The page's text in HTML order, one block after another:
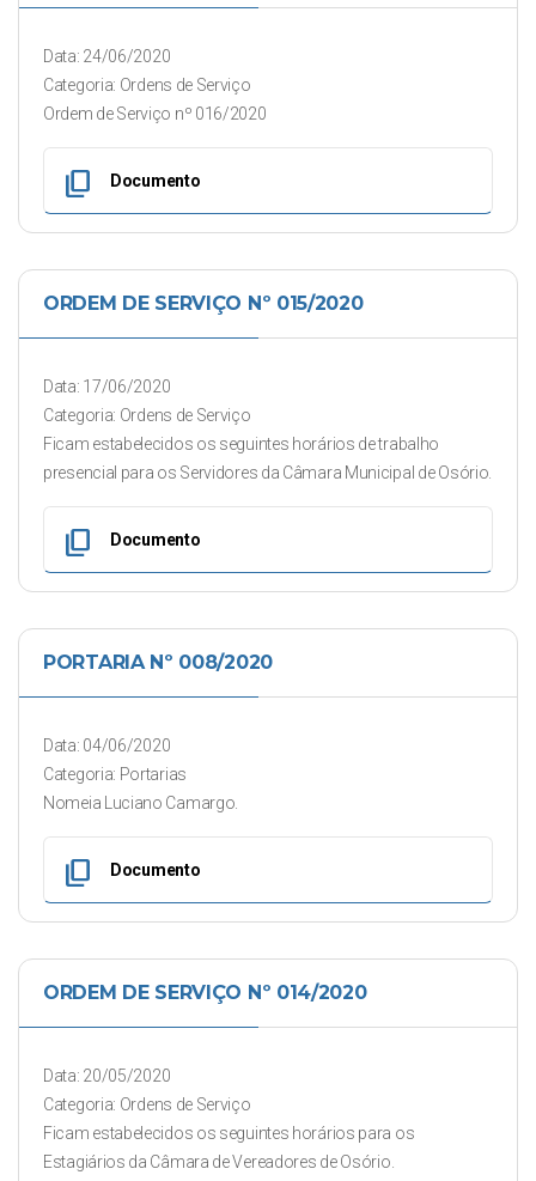
Data: 24/06/2020
Categoria: Ordens de Serviço
Ordem de Serviço nº 016/2020
content_copy Documento
ORDEM DE SERVIÇO Nº 015/2020
Data: 17/06/2020
Categoria: Ordens de Serviço
Ficam estabelecidos os seguintes horários de trabalho
presencial para os Servidores da Câmara Municipal de Osório.
content_copy Documento
PORTARIA Nº 008/2020
Data: 04/06/2020
Categoria: Portarias
Nomeia Luciano Camargo.
content_copy Documento
ORDEM DE SERVIÇO Nº 014/2020
Data: 20/05/2020
Categoria: Ordens de Serviço
Ficam estabelecidos os seguintes horários para os
Estagiários da Câmara de Vereadores de Osório.